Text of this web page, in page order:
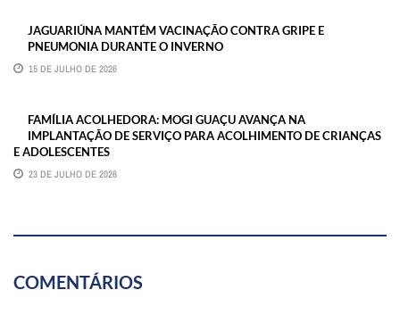
JAGUARIÚNA MANTÉM VACINAÇÃO CONTRA GRIPE E
PNEUMONIA DURANTE O INVERNO
15 DE JULHO DE 2026
FAMÍLIA ACOLHEDORA: MOGI GUAÇU AVANÇA NA
IMPLANTAÇÃO DE SERVIÇO PARA ACOLHIMENTO DE CRIANÇAS
E ADOLESCENTES
23 DE JULHO DE 2026
COMENTÁRIOS